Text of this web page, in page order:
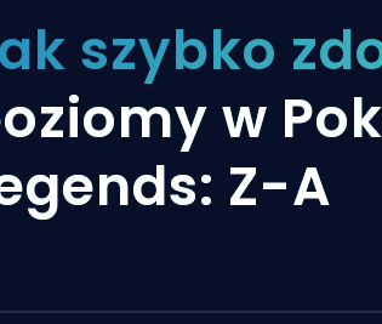
szybko
w
Z-A